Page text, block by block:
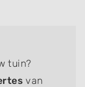
tuin?
van